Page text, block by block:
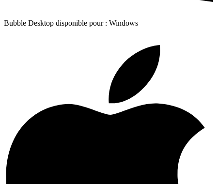
Bubble Desktop disponible pour : Windows